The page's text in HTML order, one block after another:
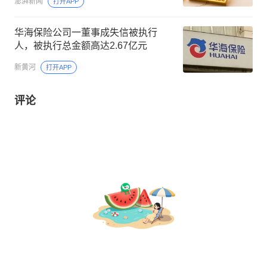
华海保险公司一董事成失信被执行
人，被执行总金额高达2.67亿元
新黄河 打开APP
评论